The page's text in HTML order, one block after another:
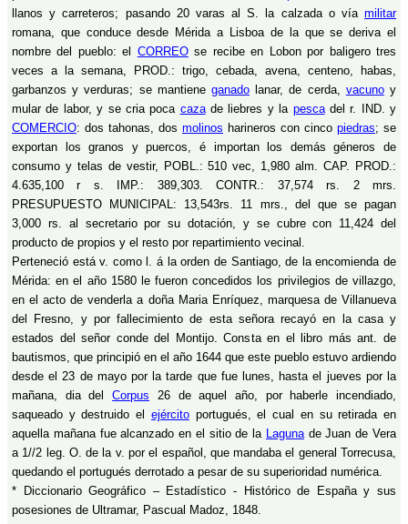
llanos y carreteros; pasando 20 varas al S. la calzada o vía militar
romana, que conduce desde Mérida a Lisboa de la que se deriva el
nombre del pueblo: el CORREOse recibe en Lobon por baligero tres
veces a la semana, PROD.: trigo, cebada, avena, centeno, habas,
garbanzos y verduras; se mantiene ganado lanar, de cerda, vacunoy
mular de labor, y se cria poca cazade liebres y la pescadel r. IND. y
COMERCIO: dos tahonas, dos molinos harineros con cinco piedras; se
exportan los granos y puercos, é importan los demás géneros de
consumo y telas de vestir, POBL.: 510 vec, 1,980 alm. CAP. PROD.:
4.635,100 r s. IMP.: 389,303. CONTR.: 37,574 rs. 2 mrs.
PRESUPUESTO MUNICIPAL: 13,543rs. 11 mrs., del que se pagan
3,000 rs. al secretario por su dotación, y se cubre con 11,424 del
producto de propios y el resto por repartimiento vecinal.
Perteneció está v. como l. á la orden de Santiago, de la encomienda de
Mérida: en el año 1580 le fueron concedidos los privilegios de villazgo,
en el acto de venderla a doña Maria Enríquez, marquesa de Villanueva
del Fresno, y por fallecimiento de esta señora recayó en la casa y
estados del señor conde del Montijo. Consta en el libro más ant. de
bautismos, que principió en el año 1644 que este pueblo estuvo ardiendo
desde el 23 de mayo por la tarde que fue lunes, hasta el jueves por la
mañana, dia delCorpus 26 de aquel año, por haberle incendiado,
saqueado y destruido el ejércitoportugués, el cual en su retirada en
aquella mañana fue alcanzado en el sitio de la Lagunade Juan de Vera
a 1//2 leg. O. de la v. por el español, que mandaba el general Torrecusa,
quedando el portugués derrotado a pesar de su superioridad numérica.
* Diccionario Geográfico – Estadístico - Histórico de España y sus
posesiones de Ultramar, Pascual Madoz, 1848.